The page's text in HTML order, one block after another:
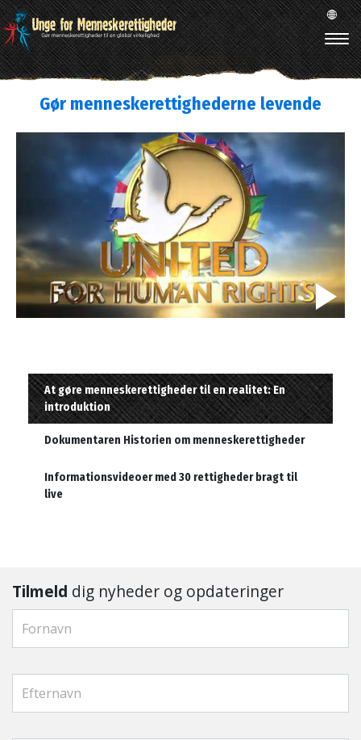
Gør menneskerettighederne levende
At gøre menneskerettigheder til en realitet: En
introduktion
Dokumentaren Historien om menneskerettigheder
Informationsvideoer med 30 rettigheder bragt til
live
Tilmeld dig nyheder og opdateringer